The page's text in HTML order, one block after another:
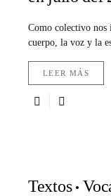
Como colectivo nos
cuerpo, la voz y la
LEER MÁS
Textos